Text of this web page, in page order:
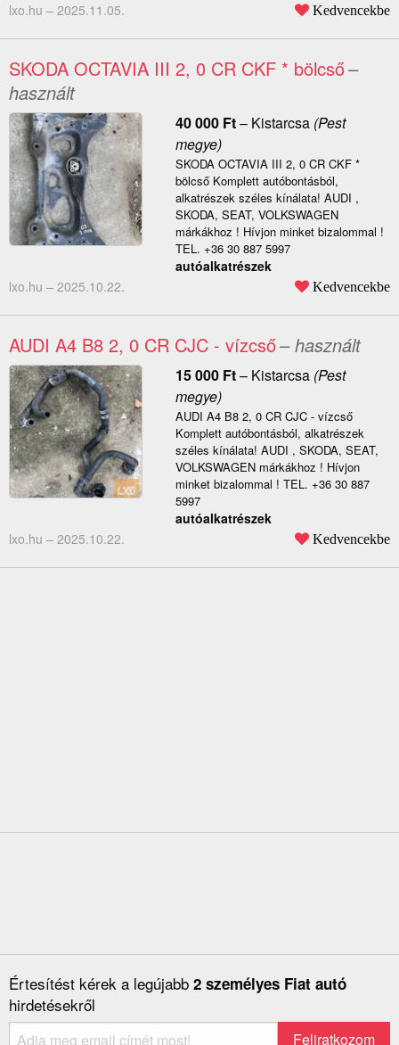
lxo.hu – 2025.11.05. Kedvencekbe
SKODA OCTAVIA III 2, 0 CR CKF * bölcső–
használt
40 000 Ft– Kistarcsa(Pest
megye)
SKODA OCTAVIA III 2, 0 CR CKF *
bölcső Komplett autóbontásból,
alkatrészek széles kínálata! AUDI ,
SKODA, SEAT, VOLKSWAGEN
márkákhoz ! Hívjon minket bizalommal !
TEL. +36 30 887 5997
autóalkatrészek
lxo.hu – 2025.10.22. Kedvencekbe
AUDI A4 B8 2, 0 CR CJC - vízcső– használt
15 000 Ft– Kistarcsa(Pest
megye)
AUDI A4 B8 2, 0 CR CJC - vízcső
Komplett autóbontásból, alkatrészek
széles kínálata! AUDI , SKODA, SEAT,
VOLKSWAGEN márkákhoz ! Hívjon
minket bizalommal ! TEL. +36 30 887
5997
autóalkatrészek
lxo.hu – 2025.10.22. Kedvencekbe
Értesítést kérek a legújabb 2 személyes Fiat autó
hirdetésekről